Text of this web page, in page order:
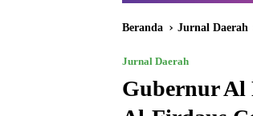
Beranda Jurnal Daerah
Jurnal Daerah
Gubernur Al